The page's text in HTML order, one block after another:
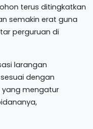
terus ditingkatkan
semakin erat guna
perguruan di
larangan
dengan
yang mengatur